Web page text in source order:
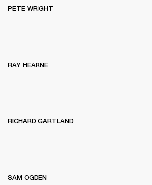
PETE WRIGHT
RAY HEARNE
RICHARD GARTLAND
SAM OGDEN